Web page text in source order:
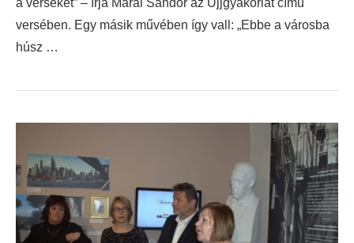
a verseket” – írja Márai Sándor az Ujjgyakorlat című
versében. Egy másik művében így vall: „Ebbe a városba
húsz …